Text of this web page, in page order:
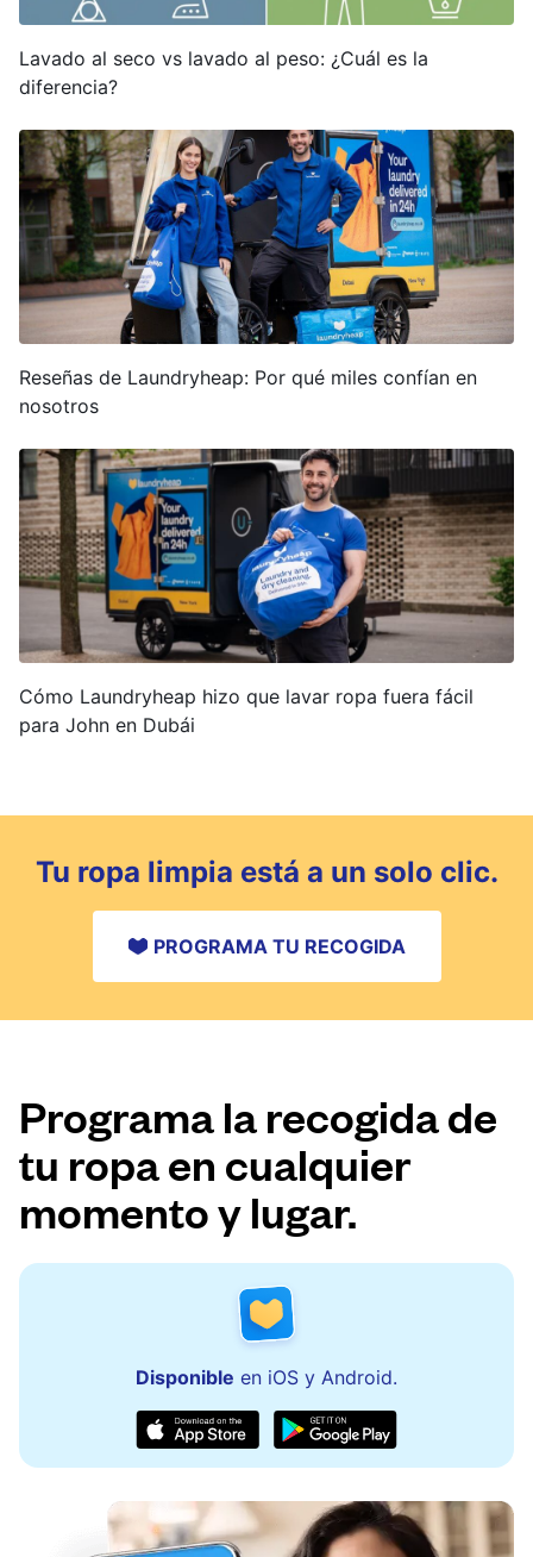
Lavado al seco vs lavado al peso: ¿Cuál es la
diferencia?
Reseñas de Laundryheap: Por qué miles confían en
nosotros
Cómo Laundryheap hizo que lavar ropa fuera fácil
para John en Dubái
Tu ropa limpia está a un solo clic.
PROGRAMA TU RECOGIDA
Programa la recogida de
tu ropa en cualquier
momento y lugar.
Disponible en iOS y Android.